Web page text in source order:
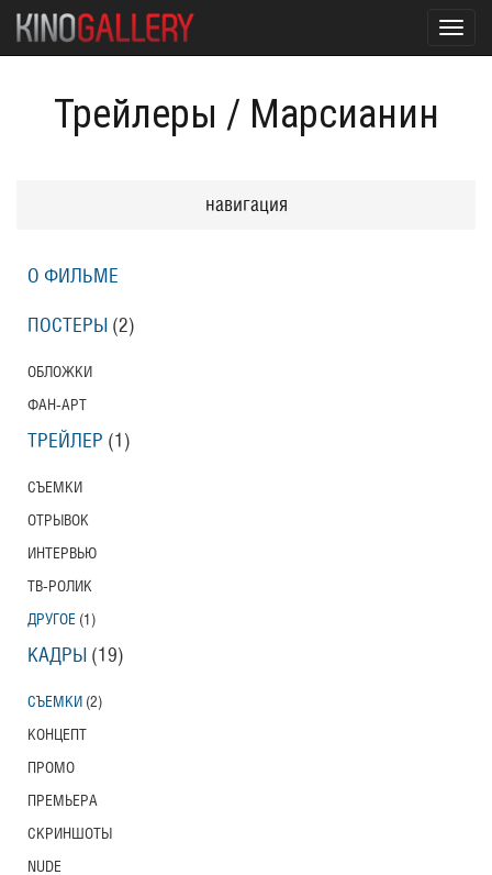
Трейлеры / Марсианин
навигация
О ФИЛЬМЕ
ПОСТЕРЫ (2)
ОБЛОЖКИ
ФАН-АРТ
ТРЕЙЛЕР (1)
СЪЕМКИ
ОТРЫВОК
ИНТЕРВЬЮ
ТВ-РОЛИК
ДРУГОЕ (1)
КАДРЫ (19)
СЪЕМКИ (2)
КОНЦЕПТ
ПРОМО
ПРЕМЬЕРА
СКРИНШОТЫ
NUDE